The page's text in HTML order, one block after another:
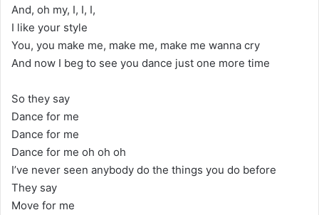
And, oh my, I, I, I,
I like your style
You, you make me, make me, make me wanna cry
And now I beg to see you dance just one more time
So they say
Dance for me
Dance for me
Dance for me oh oh oh
I’ve never seen anybody do the things you do before
They say
Move for me